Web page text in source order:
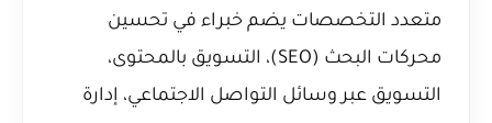
متعدد التخصصات يضم خبراء في تحسين
محركات البحث (SEO)، التسويق بالمحتوى،
التسويق عبر وسائل التواصل الاجتماعي، إدارة